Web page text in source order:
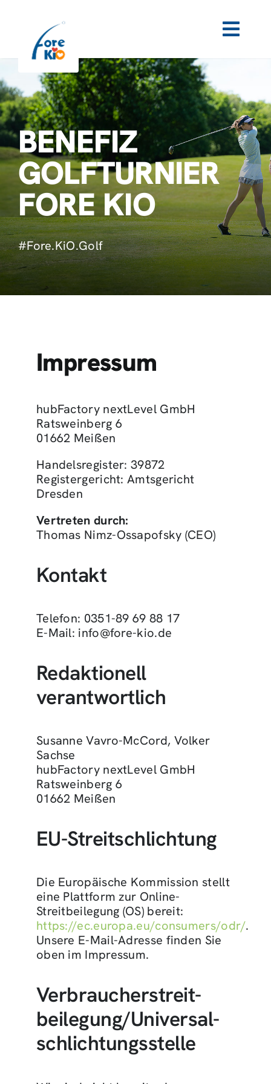
springen
NEUIGKEITEN
GALERIE
FAQ
SPONSOR WERDEN
KONTAKT
BENEFIZ
GOLFTURNIER
FORE KIO
#Fore.KiO.Golf
Impressum
hubFactory nextLevel GmbH
Ratsweinberg 6
01662 Meißen
Handelsregister: 39872
Registergericht: Amtsgericht
Dresden
Vertreten durch:
Thomas Nimz-Ossapofsky (CEO)
Kontakt
Telefon: 0351-89 69 88 17
E-Mail: info@fore-kio.de
Redaktionell
verantwortlich
Susanne Vavro-McCord, Volker
Sachse
hubFactory nextLevel GmbH
Ratsweinberg 6
01662 Meißen
EU-Streitschlichtung
Die Europäische Kommission stellt
eine Plattform zur Online-
Streitbeilegung (OS) bereit:
https://ec.europa.eu/consumers/odr/.
Unsere E-Mail-Adresse finden Sie
oben im Impressum.
Verbraucher­streit­
beilegung/Universal­
schlichtungs­stelle